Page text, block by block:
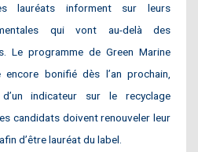
lauréats informent sur leurs
qui vont au-delà des
Le programme de Green Marine
bonifié dès l’an prochain,
indicateur sur le recyclage
candidats doivent renouveler leur
d’être lauréat du label.